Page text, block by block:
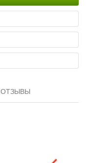
ОТЗЫВЫ